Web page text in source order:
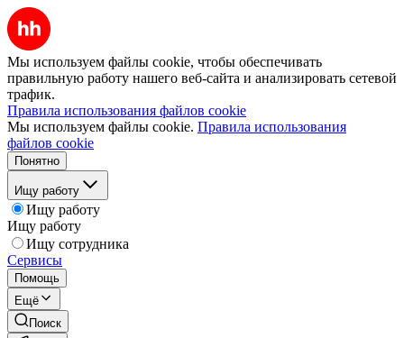
Мы используем файлы cookie, чтобы обеспечивать
правильную работу нашего веб-сайта и анализировать сетевой
трафик.
Правила использования файлов cookie
Мы используем файлы cookie. Правила использования
файлов cookie
Понятно
Ищу работу
Ищу работу
Ищу работу
Ищу сотрудника
Сервисы
Помощь
Ещё
Поиск